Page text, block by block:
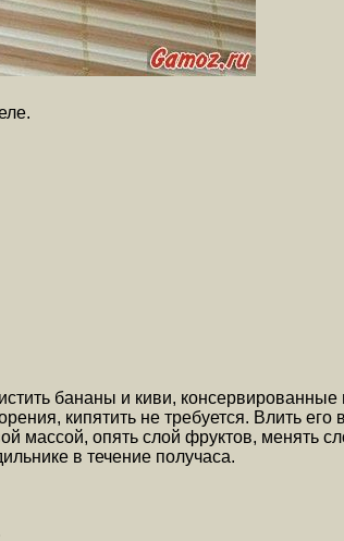
бананы и киви,
кипятить не требуется. Влить
массой, опять слой фруктов, менять
в течение получаса.